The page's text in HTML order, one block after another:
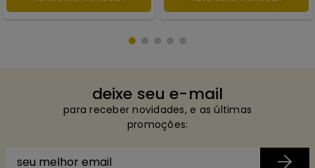
deixe seu e-mail
para receber novidades, e as últimas
promoções: